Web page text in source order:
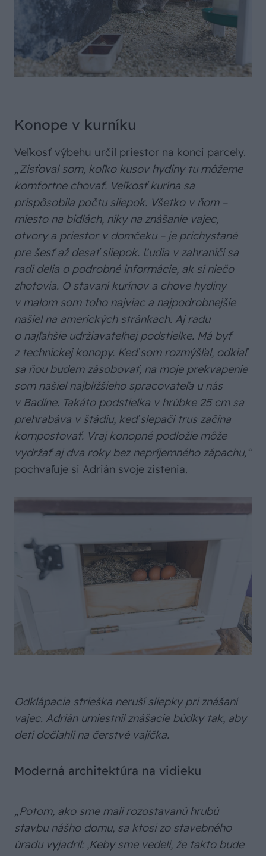
Konope v kurníku
Veľkosť výbehu určil priestor na konci parcely.
„Zisťoval som, koľko kusov hydiny tu môžeme
komfortne chovať. Veľkosť kurína sa
prispôsobila počtu sliepok. Všetko v ňom –
miesto na bidlách, niky na znášanie vajec,
otvory a priestor v domčeku – je prichystané
pre šesť až desať sliepok. Ľudia v zahraničí sa
radi delia o podrobné informácie, ak si niečo
zhotovia. O stavaní kurínov a chove hydiny
v malom som toho najviac a najpodrobnejšie
našiel na amerických stránkach. Aj radu
o najľahšie udržiavateľnej podstielke. Má byť
z technickej konopy. Keď som rozmýšľal, odkiaľ
sa ňou budem zásobovať, na moje prekvapenie
som našiel najbližšieho spracovateľa u nás
v Badíne. Takáto podstielka v hrúbke 25 cm sa
prehrabáva v štádiu, keď slepačí trus začína
kompostovať. Vraj konopné podložie môže
vydržať aj dva roky bez nepríjemného zápachu,“
pochvaľuje si Adrián svoje zistenia.
Odklápacia strieška neruší sliepky pri znášaní
vajec. Adrián umiestnil znášacie búdky tak, aby
deti dočiahli na čerstvé vajíčka.
Moderná architektúra na vidieku
„Potom, ako sme mali rozostavanú hrubú
stavbu nášho domu, sa ktosi zo stavebného
úradu vyjadril: ,Keby sme vedeli, že takto bude